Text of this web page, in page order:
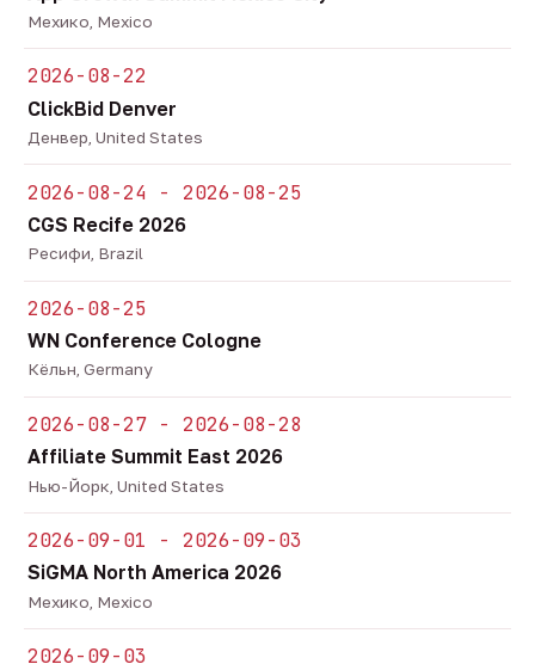
Мехико, Mexico
2026-08-22
ClickBid Denver
Денвер, United States
2026-08-24 - 2026-08-25
CGS Recife 2026
Ресифи, Brazil
2026-08-25
WN Conference Cologne
Кёльн, Germany
2026-08-27 - 2026-08-28
Affiliate Summit East 2026
Нью-Йорк, United States
2026-09-01 - 2026-09-03
SiGMA North America 2026
Мехико, Mexico
2026-09-03